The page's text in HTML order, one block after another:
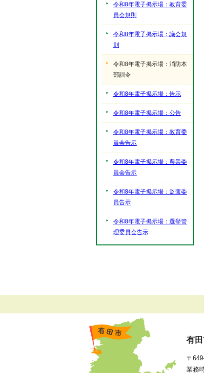
令和8年電子掲示場：教育委
員会規則
令和8年電子掲示場：議会規
則
令和8年電子掲示場：消防本
部訓令
令和8年電子掲示場：告示
令和8年電子掲示場：公告
令和8年電子掲示場：教育委
員会告示
令和8年電子掲示場：農業委
員会告示
令和8年電子掲示場：監査委
員告示
令和8年電子掲示場：選挙管
理委員会告示
有
〒
業務